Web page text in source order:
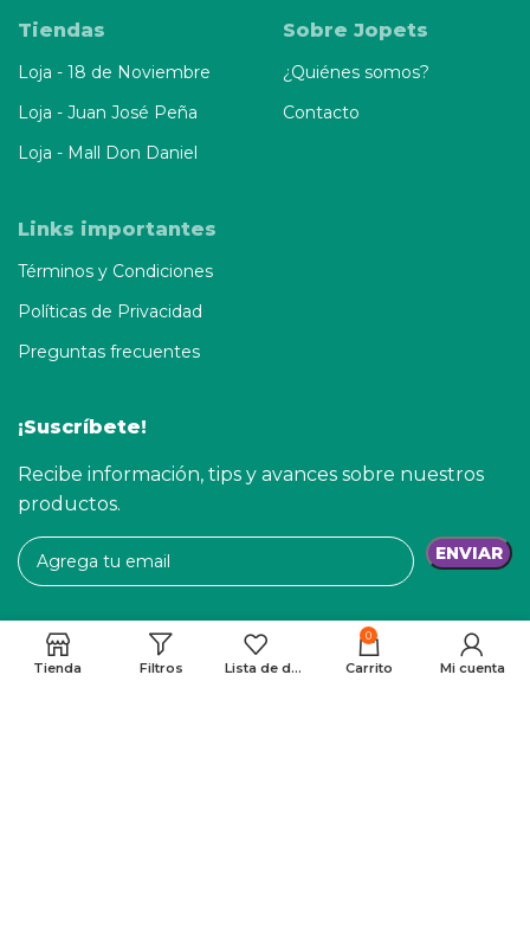
Tiendas
Loja - 18 de Noviembre
Loja - Juan José Peña
Loja - Mall Don Daniel
Sobre Jopets
¿Quiénes somos?
Contacto
Links importantes
Términos y Condiciones
Políticas de Privacidad
Preguntas frecuentes
¡Suscríbete!
Recibe información, tips y avances sobre nuestros
productos.
Forma de Pago
Tienda Filtros Lista de deseos
0
Carrito Mi cuenta